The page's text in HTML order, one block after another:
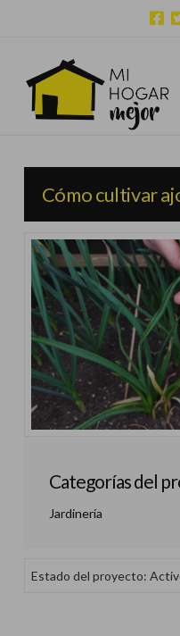
Cómo cultivar
Categorías del
Jardinería
Estado del proyecto: